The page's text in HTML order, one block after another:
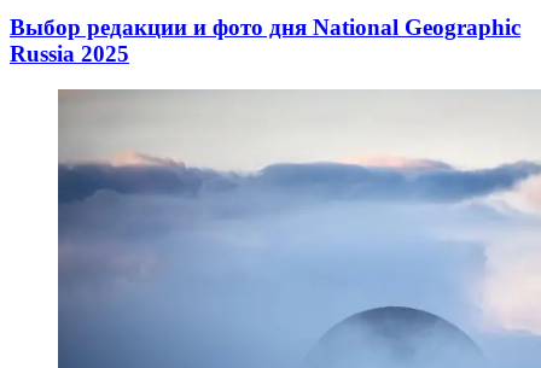
Выбор редакции и фото дня National Geographic
Russia 2025